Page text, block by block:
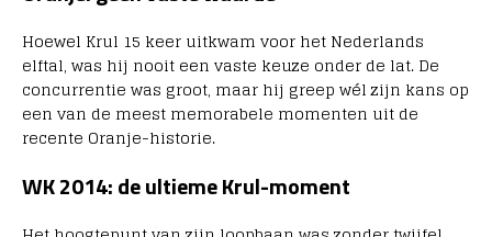
Hoewel Krul 15 keer uitkwam voor het Nederlands
elftal, was hij nooit een vaste keuze onder de lat. De
concurrentie was groot, maar hij greep wél zijn kans op
een van de meest memorabele momenten uit de
recente Oranje-historie.
WK 2014: de ultieme Krul-moment